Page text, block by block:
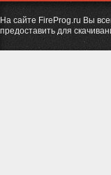
На сайте FireProg.ru Вы
предоставить для